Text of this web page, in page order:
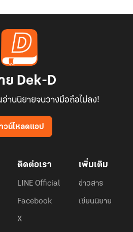
ย Dek-D
านนิยายจนวางมือถือไม่ลง!
วน์โหลดแอป
ติดต่อเรา
LINE Official
Facebook
X
เพิ่มเติม
ข่าวสาร
เขียนนิยาย